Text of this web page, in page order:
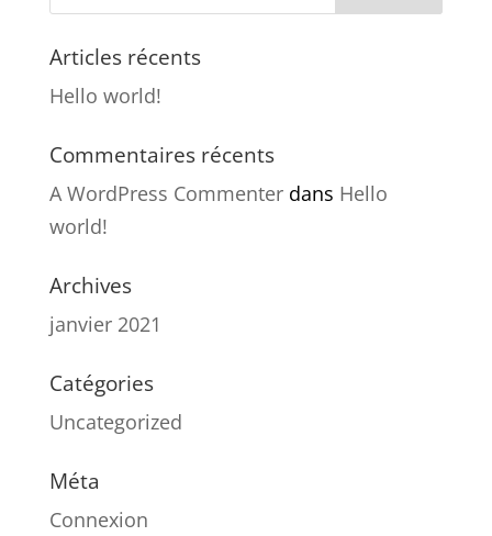
Articles récents
Hello world!
Commentaires récents
A WordPress Commenterdans Hello
world!
Archives
janvier 2021
Catégories
Uncategorized
Méta
Connexion